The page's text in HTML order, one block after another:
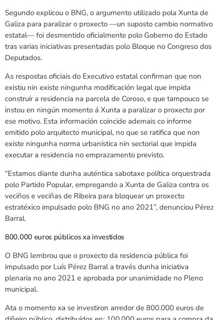
Segundo explicou o BNG, o argumento utilizado pola Xunta de
Galiza para paralizar o proxecto —un suposto cambio normativo
estatal— foi desmentido oficialmente polo Goberno do Estado
tras varias iniciativas presentadas polo Bloque no Congreso dos
Deputados.
As respostas oficiais do Executivo estatal confirman que non
existiu nin existe ningunha modificación legal que impida
construír a residencia na parcela de Coroso, e que tampouco se
instou en ningún momento á Xunta a paralizar o proxecto por
ese motivo. Esta información coincide ademais co informe
emitido polo arquitecto municipal, no que se ratifica que non
existe ningunha norma urbanística nin sectorial que impida
executar a residencia no emprazamento previsto.
“Estamos diante dunha auténtica sabotaxe política orquestrada
polo Partido Popular, empregando a Xunta de Galiza contra os
veciños e veciñas de Ribeira para bloquear un proxecto
estratéxico impulsado polo BNG no ano 2021”, denunciou Pérez
Barral.
800.000 euros públicos xa investidos
O BNG lembrou que o proxecto da residencia pública foi
impulsado por Luís Pérez Barral a través dunha iniciativa
plenaria no ano 2021 e aprobada por unanimidade no Pleno
municipal.
Ata o momento xa se investiron arredor de 800.000 euros de